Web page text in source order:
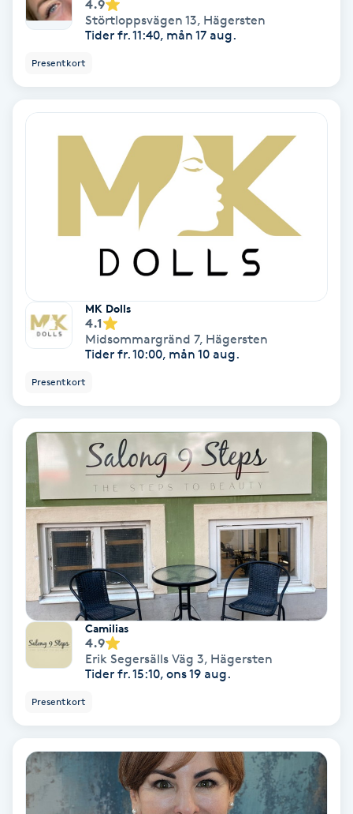
Hälsprickor
IPL hårborttagning
Japansk massage
Kemisk peeling
Keratinbehandling
Kinesiologi
Kinesisk medicin
Kiropraktik
Klangmassage
Klippning
Klippning & Slingor
Klippning ungdom
4.9
Störtloppsvägen 13, Hägersten
Tider fr. 11:40, mån 17 aug.
Presentkort
MK Dolls
4.1
Midsommargränd 7, Hägersten
Tider fr. 10:00, mån 10 aug.
Presentkort
Camilias
4.9
Erik Segersälls Väg 3, Hägersten
Tider fr. 15:10, ons 19 aug.
Presentkort